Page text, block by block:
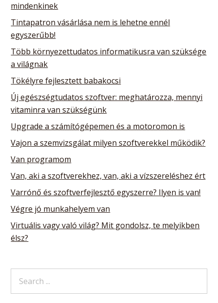
mindenkinek
Tintapatron vásárlása nem is lehetne ennél
egyszerűbb!
Több környezettudatos informatikusra van szüksége
a világnak
Tökélyre fejlesztett babakocsi
Új egészségtudatos szoftver: meghatározza, mennyi
vitaminra van szükségünk
Upgrade a számítógépemen és a motoromon is
Vajon a szemvizsgálat milyen szoftverekkel működik?
Van programom
Van, aki a szoftverekhez, van, aki a vízszereléshez ért
Varrónő és szoftverfejlesztő egyszerre? Ilyen is van!
Végre jó munkahelyem van
Virtuális vagy való világ? Mit gondolsz, te melyikben
élsz?